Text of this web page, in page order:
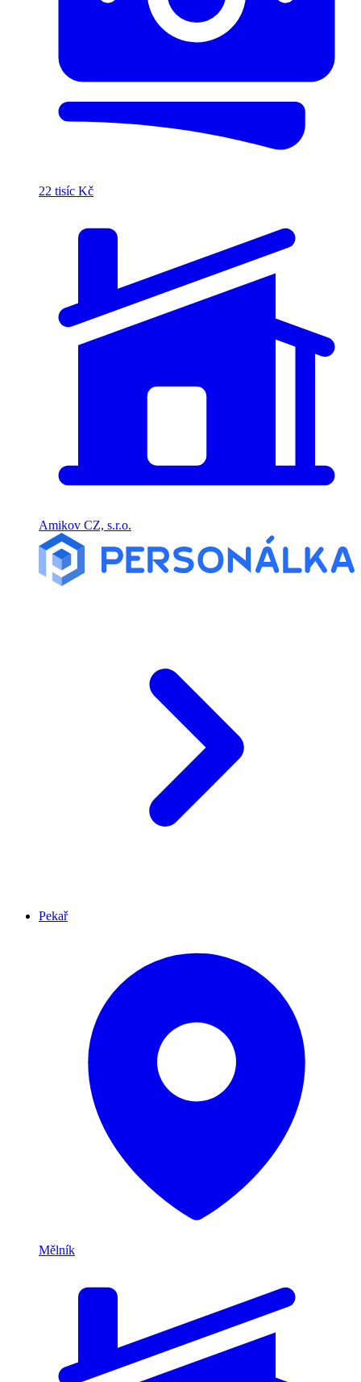
22 tisíc Kč
Amikov CZ, s.r.o.
Pekař
Mělník